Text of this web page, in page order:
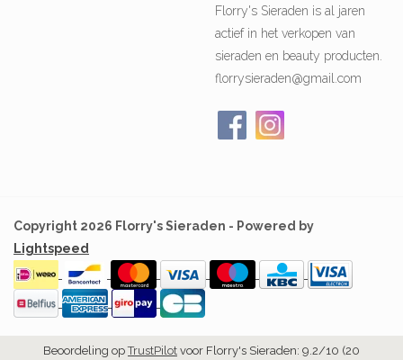
Florry's Sieraden is al jaren
actief in het verkopen van
sieraden en beauty producten.
florrysieraden@gmail.com
Copyright 2026 Florry's Sieraden - Powered by
Lightspeed
Beoordeling opTrustPilot voor Florry's Sieraden: 9.2/10 (20